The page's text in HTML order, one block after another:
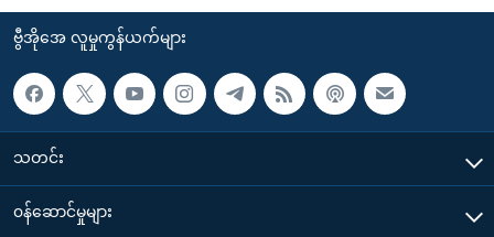
ဗွီအိုအေ လူမှုကွန်ယက်များ
သတင်း
၀န်ဆောင်မှုများ